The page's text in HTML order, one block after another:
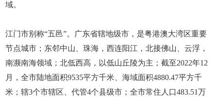
域。
江门市别称“五邑”。广东省辖地级市，是粤港澳大湾区重要
节点城市；东邻中山、珠海，西连阳江，北接佛山、云浮，
南濒南海领域；北低西高，以低山丘陵为主；截至2022年12
月，全市陆地面积9535平方千米、海域面积4880.47平方千
米；辖3个市辖区、代管4个县级市；全市常住人口483.51万